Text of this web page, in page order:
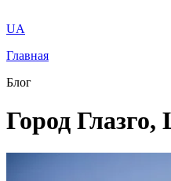
UA
Главная
Блог
Город